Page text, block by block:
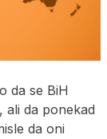
da se BiH
ali da ponekad
da oni